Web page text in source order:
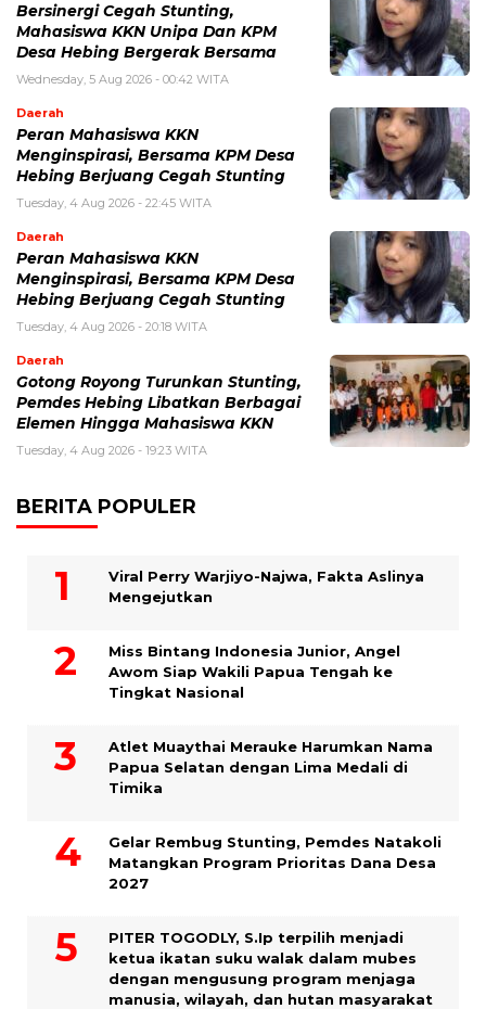
Bersinergi Cegah Stunting,
Mahasiswa KKN Unipa Dan KPM
Desa Hebing Bergerak Bersama
Wednesday, 5 Aug 2026 - 00:42 WITA
Daerah
Peran Mahasiswa KKN
Menginspirasi, Bersama KPM Desa
Hebing Berjuang Cegah Stunting
Tuesday, 4 Aug 2026 - 22:45 WITA
Daerah
Peran Mahasiswa KKN
Menginspirasi, Bersama KPM Desa
Hebing Berjuang Cegah Stunting
Tuesday, 4 Aug 2026 - 20:18 WITA
Daerah
Gotong Royong Turunkan Stunting,
Pemdes Hebing Libatkan Berbagai
Elemen Hingga Mahasiswa KKN
Tuesday, 4 Aug 2026 - 19:23 WITA
BERITA POPULER
Viral Perry Warjiyo-Najwa, Fakta Aslinya
Mengejutkan
Miss Bintang Indonesia Junior, Angel
Awom Siap Wakili Papua Tengah ke
Tingkat Nasional
Atlet Muaythai Merauke Harumkan Nama
Papua Selatan dengan Lima Medali di
Timika
Gelar Rembug Stunting, Pemdes Natakoli
Matangkan Program Prioritas Dana Desa
2027
PITER TOGODLY, S.Ip terpilih menjadi
ketua ikatan suku walak dalam mubes
dengan mengusung program menjaga
manusia, wilayah, dan hutan masyarakat